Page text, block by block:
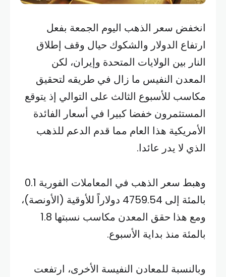
انخفض سعر الذهب اليوم الجمعة بفعل
ارتفاع الدولار والشكوك حيال وقف إطلاق
النار بين الولايات المتحدة وإيران، لكن
المعدن النفيس ما زال في طريقه لتحقيق
مكاسب للأسبوع الثالث على ​التوالي إذ يتوقع
المستثمرون خفضا كبيرا في أسعار الفائدة
الأمريكية هذا العام مما قدم ‌الدعم للذهب
الذي لا يدر عائدا.
وهبط سعر الذهب في المعاملات الفورية 0.1
بالمئة إلى 4759.54 دولاراً للأوقية (الأونصة)،
ومع هذا حقق المعدن مكاسب نسبتها 1.8
بالمئة منذ بداية الأسبوع.
وبالنسبة للمعادن النفيسة الأخرى، ارتفعت